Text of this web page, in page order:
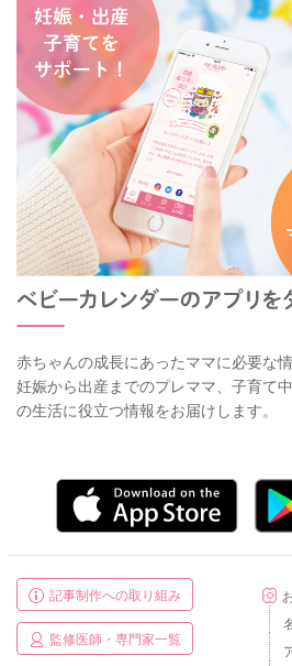
赤ちゃんの成長にあったママに必要な
妊娠から出産までのプレママ、子育て
の生活に役立つ情報をお届けします。
記事制作への取り組み
監修医師・専門家一覧